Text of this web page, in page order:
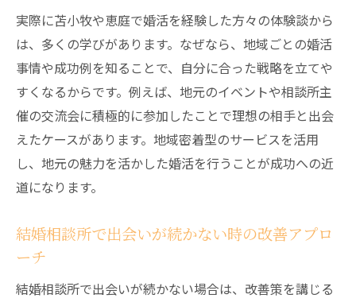
実際に苫小牧や恵庭で婚活を経験した方々の体験談から
は、多くの学びがあります。なぜなら、地域ごとの婚活
事情や成功例を知ることで、自分に合った戦略を立てや
すくなるからです。例えば、地元のイベントや相談所主
催の交流会に積極的に参加したことで理想の相手と出会
えたケースがあります。地域密着型のサービスを活用
し、地元の魅力を活かした婚活を行うことが成功への近
道になります。
結婚相談所で出会いが続かない時の改善アプロ
ーチ
結婚相談所で出会いが続かない場合は、改善策を講じる